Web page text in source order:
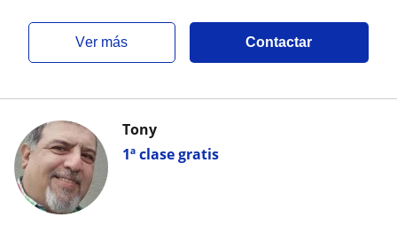
ver más Contactar
1ª clase gratis
Tony